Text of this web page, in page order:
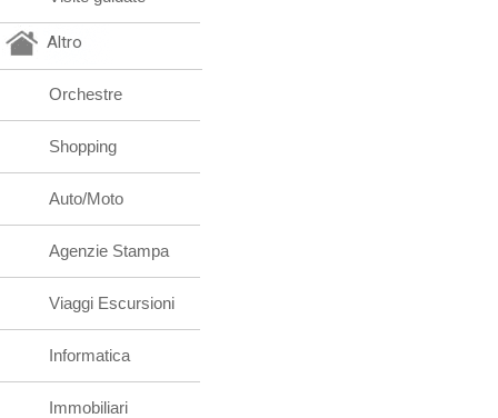
Altro
Orchestre
Shopping
Auto/Moto
Agenzie Stampa
Viaggi Escursioni
Informatica
Immobiliari